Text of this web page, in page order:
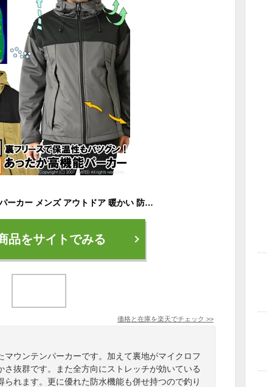
防風 防水 マウンテンパーカー メンズ アウトドア 暖かい 防寒 ジャケット 裏フリース ストレッチ 送料無料【RQ1029】
品をサイトでみる
価格と在庫を楽天でチェック >>
ウンテンパーカーです。加えて裏地がマイクロフ
抜群です。また全方向にストレッチが効いている
れます。更に優れた防水機能も併せ持つので釣り